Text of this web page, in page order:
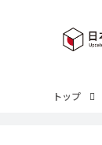
トップ